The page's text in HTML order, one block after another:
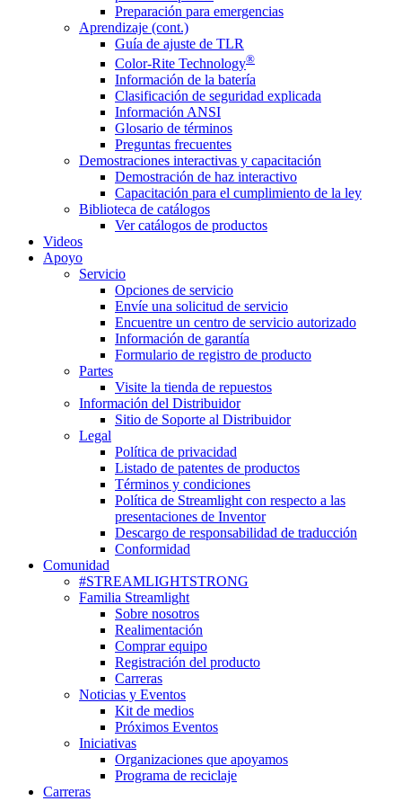
Preparación para emergencias
Aprendizaje (cont.)
Guía de ajuste de TLR
Color-Rite Technology®
Información de la batería
Clasificación de seguridad explicada
Información ANSI
Glosario de términos
Preguntas frecuentes
Demostraciones interactivas y capacitación
Demostración de haz interactivo
Capacitación para el cumplimiento de la ley
Biblioteca de catálogos
Ver catálogos de productos
Videos
Apoyo
Servicio
Opciones de servicio
Envíe una solicitud de servicio
Encuentre un centro de servicio autorizado
Información de garantía
Formulario de registro de producto
Partes
Visite la tienda de repuestos
Información del Distribuidor
Sitio de Soporte al Distribuidor
Legal
Política de privacidad
Listado de patentes de productos
Términos y condiciones
Política de Streamlight con respecto a las
presentaciones de Inventor
Descargo de responsabilidad de traducción
Conformidad
Comunidad
#STREAMLIGHTSTRONG
Familia Streamlight
Sobre nosotros
Realimentación
Comprar equipo
Registración del producto
Carreras
Noticias y Eventos
Kit de medios
Próximos Eventos
Iniciativas
Organizaciones que apoyamos
Programa de reciclaje
Carreras